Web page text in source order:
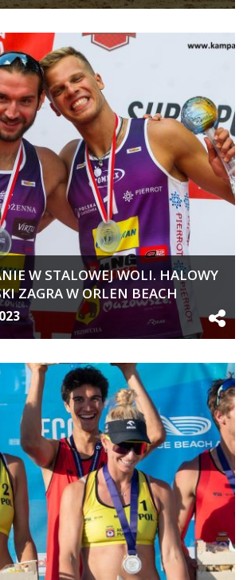
W STALOWEJ WOLI. HALOWY
ZAGRA W ORLEN BEACH